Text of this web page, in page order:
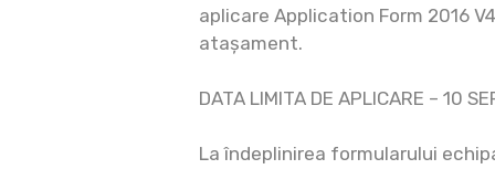
aplicare Application Form 2016
atașament.
DATA LIMITA DE APLICARE – 10
La îndeplinirea formularului